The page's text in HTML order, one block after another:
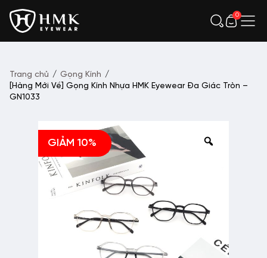
0
Trang chủ / Gọng Kính /
[Hàng Mới Về] Gọng Kính Nhựa HMK Eyewear Đa Giác Tròn –
GN1033
GIẢM 10%